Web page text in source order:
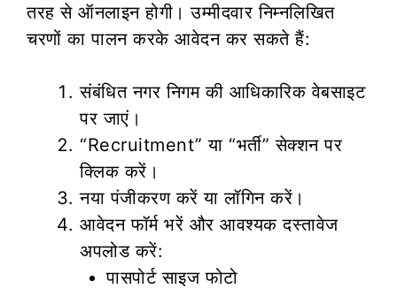
तरह से ऑनलाइन होगी। उम्मीदवार निम्नलिखित
चरणों का पालन करके आवेदन कर सकते हैं:
संबंधित नगर निगम की आधिकारिक वेबसाइट
पर जाएं।
“Recruitment” या “भर्ती” सेक्शन पर
क्लिक करें।
नया पंजीकरण करें या लॉगिन करें।
आवेदन फॉर्म भरें और आवश्यक दस्तावेज
अपलोड करें:
पासपोर्ट साइज फोटो